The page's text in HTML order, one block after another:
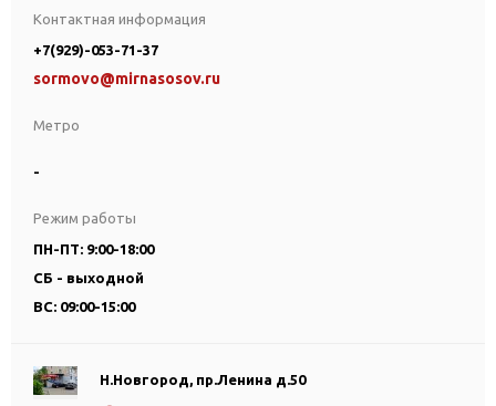
Метро
-
Контактная информация
+7(929)-053-71-37
sormovo@mirnasosov.ru
Режим работы
ПН-ПТ: 9:00-18:00
СБ - выходной
ВС: 09:00-15:00
Н.Новгород, пр.Ленина д.50